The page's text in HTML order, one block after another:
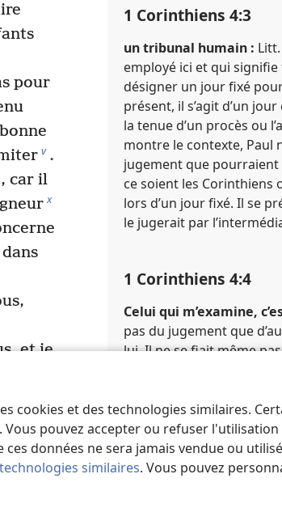
cookies et des technologies similaires.
pouvez accepter ou refuser
données ne sera jamais vendue ou
similaires. Vous pouvez
pour
v .
, car il
x
et je
se
?
1 Corinthiens 4​:​3
un tribunal humain :
employé ici et qui
désigner un jour fixé
présent, il s’agit d’un
la tenue d’un procès ou
montre le contexte, Paul
jugement que pourraient
ce soient les
lors d’un jour fixé. Il se
le jugerait par
1 Corinthiens 4​:​4
Celui qui m’examine,
pas du jugement que
lui. Il ne se fiait même
hébraïques, Paul savait
d’« examiner » ses
l’emploi du nom divin
introduction ;1Co 4:4).